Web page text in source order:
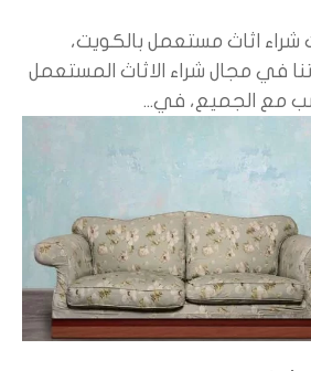
اثاث مستعمل بالكويت،
في مجال شراء الاثاث المستعمل
مع الجميع، في...